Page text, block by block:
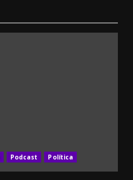
Podcast Política